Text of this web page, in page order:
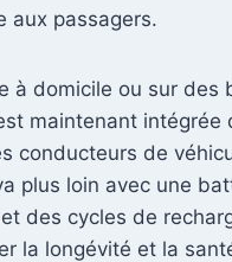
aux passagers.
à domicile ou sur des
maintenant intégrée
conducteurs de
plus loin avec une
des cycles de
la longévité et la